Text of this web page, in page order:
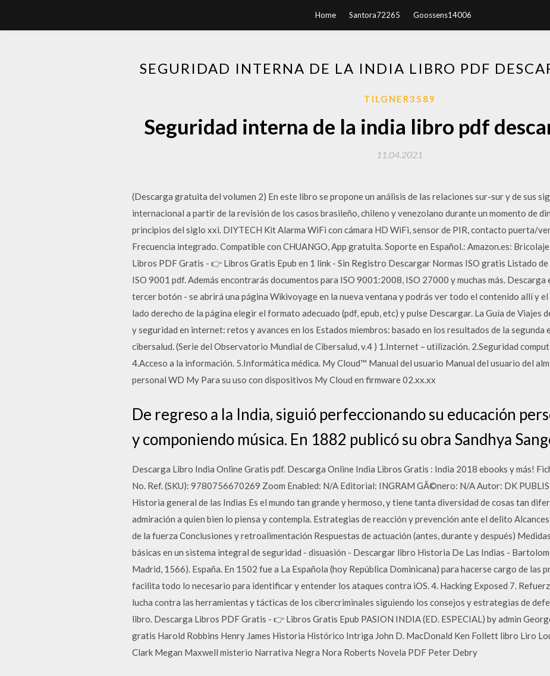
Home Santora72265 Goossens14006
SEGURIDAD INTERNA DE LA INDIA LIBRO PDF
TILGNER3589
Seguridad interna de la india libro pdf
11.04.2021
(Descarga gratuita del volumen 2) En este libro se propone un análisis de las relaciones sur-sur y de sus
internacional a partir de la revisión de los casos brasileño, chileno y venezolano durante un momento de
principios del siglo xxi. DIYTECH Kit Alarma WiFi con cámara HD WiFi, sensor de PIR, contacto puerta/
Frecuencia integrado. Compatible con CHUANGO, App gratuita. Soporte en Español.: Amazon.es:
Libros PDF Gratis - 👉 Libros Gratis Epub en 1 link - Sin Registro Descargar Normas ISO gratis Listado
ISO 9001 pdf. Además encontrarás documentos para ISO 9001:2008, ISO 27000 y muchas más.
tercer botón - se abrirá una página Wikivoyage en la nueva ventana y podrás ver todo el contenido allí y el
lado derecho de la página elegir el formato adecuado (pdf, epub, etc) y pulse Descargar. La Guía de Viajes
y seguridad en internet: retos y avances en los Estados miembros: basado en los resultados de la segunda
cibersalud. (Serie del Observatorio Mundial de Cibersalud, v.4 ) 1.Internet – utilización. 2.Seguridad
4.Acceso a la información. 5.Informática médica. My Cloud™ Manual del usuario Manual del usuario del
personal WD My Para su uso con dispositivos My Cloud en firmware 02.xx.xx
De regreso a la India, siguió perfeccionando su educación
y componiendo música. En 1882 publicó su obra Sandhya
Descarga Libro India Online Gratis pdf. Descarga Online India Libros Gratis : India 2018 ebooks y más!
No. Ref. (SKU): 9780756670269 Zoom Enabled: N/A Editorial: INGRAM GÃ©nero: N/A Autor: DK
Historia general de las Indias Es el mundo tan grande y hermoso, y tiene tanta diversidad de cosas tan
admiración a quien bien lo piensa y contempla. Estrategias de reacción y prevención ante el delito
de la fuerza Conclusiones y retroalimentación Respuestas de actuación (antes, durante y después)
básicas en un sistema integral de seguridad - disuasión - Descargar libro Historia De Las Indias -
Madrid, 1566). España. En 1502 fue a La Española (hoy República Dominicana) para hacerse cargo de las
facilita todo lo necesario para identificar y entender los ataques contra iOS. 4. Hacking Exposed 7.
lucha contra las herramientas y tácticas de los cibercriminales siguiendo los consejos y estrategias de
libro. Descarga Libros PDF Gratis - 👉 Libros Gratis Epub PASION INDIA (ED. ESPECIAL) by admin
gratis Harold Robbins Henry James Historia Histórico Intriga John D. MacDonald Ken Follett libro Liro
Clark Megan Maxwell misterio Narrativa Negra Nora Roberts Novela PDF Peter Debry